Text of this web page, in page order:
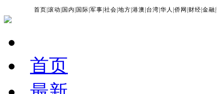
首页 |滚动 国内 国际 |军事 |社会 |地方 |港澳 台湾 |华人 |侨网 财经 |金融 |
首页